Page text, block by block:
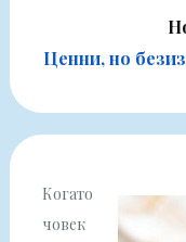
Ценни, но
Когато
човек